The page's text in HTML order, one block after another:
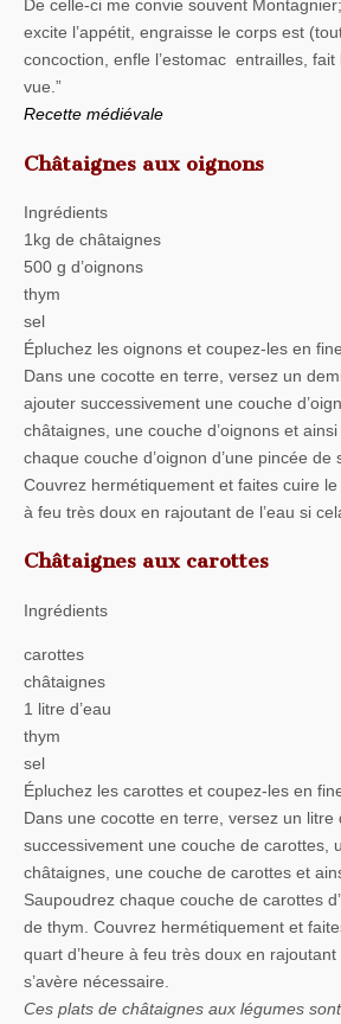
De celle-ci me convie souvent
excite l’appétit, engraisse le corps est
concoction, enfle l’estomac entrailles,
vue.”
Recette médiévale
Châtaignes aux oignons
Ingrédients
1kg de châtaignes
500 g d’oignons
thym
sel
Épluchez les oignons et coupez-les en
Dans une cocotte en terre, versez un
ajouter successivement une couche
châtaignes, une couche d’oignons et
chaque couche d’oignon d’une pincée de
Couvrez hermétiquement et faites cuire le
à feu très doux en rajoutant de l’eau si
Châtaignes aux carottes
Ingrédients
carottes
châtaignes
1 litre d’eau
thym
sel
Épluchez les carottes et coupez-les en
Dans une cocotte en terre, versez un litre
successivement une couche de carottes,
châtaignes, une couche de carottes et
Saupoudrez chaque couche de carottes
de thym. Couvrez hermétiquement et
quart d’heure à feu très doux en rajoutant
s’avère nécessaire.
Ces plats de châtaignes aux légumes